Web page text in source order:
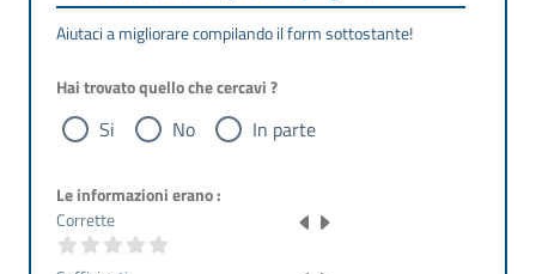
Aiutaci a migliorare compilando il form sottostante!
Hai trovato quello che cercavi ?
Si No In parte
Le informazioni erano :
Corrette